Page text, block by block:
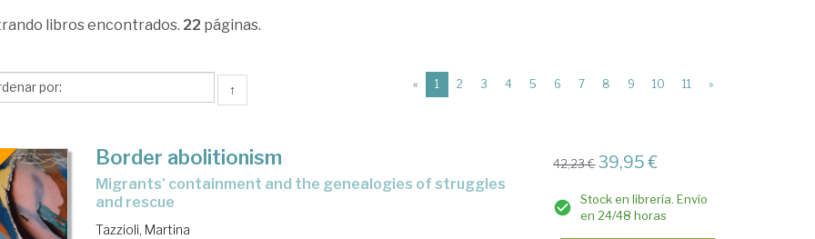
libros encontrados. 22 páginas.
↑ « 1 (current)
2 3 4 5 6 7 8 9 10 11 »
Border abolitionism
migrants' containment and the genealogies of struggles
and rescue
Tazzioli, Martina
42,23 € 39,95 €
Stock en librería. Envío
en 24/48 horas